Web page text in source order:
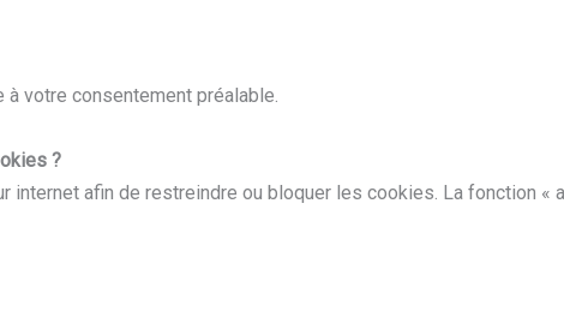
votre consentement préalable.
?
internet afin de restreindre ou bloquer les cookies. La fonction «